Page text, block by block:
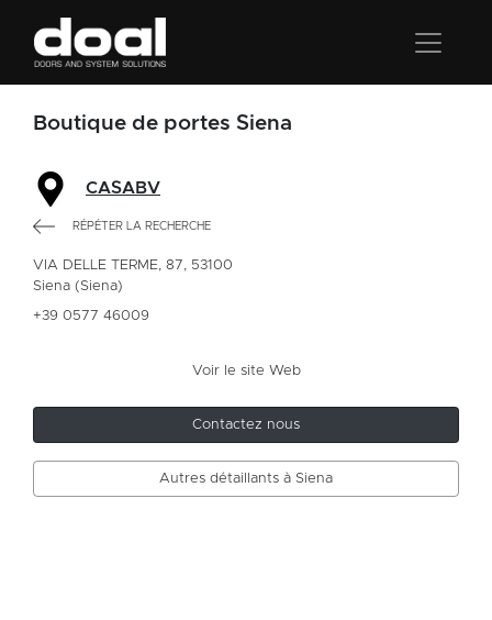
Boutique de portes Siena
CASABV
RÉPÉTER LA RECHERCHE
VIA DELLE TERME, 87, 53100
Siena (Siena)
+39 0577 46009
Voir le site Web
Contactez nous
Autres détaillants à Siena